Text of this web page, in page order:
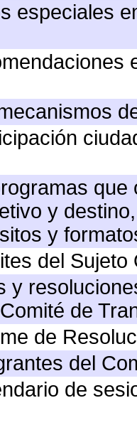
especiales
y
y
del Sujeto
y
de
de
del
de